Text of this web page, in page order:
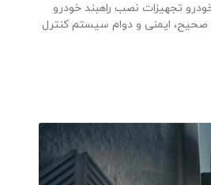
تجهیزات نصب راهبند خودرو
ایمنی و دوام سیستم کنترل